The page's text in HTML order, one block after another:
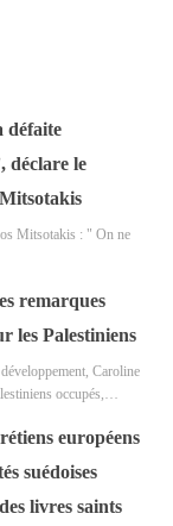
défaite
déclare le
Mitsotakis : " On ne
remarques
les Palestiniens
Caroline
occupés,…
européens
suédoises
livres saints